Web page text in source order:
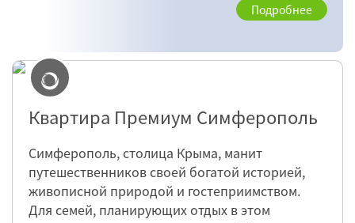
Подробнее
Квартира Премиум Симферополь
Симферополь, столица Крыма, манит
путешественников своей богатой историей,
живописной природой и гостеприимством.
Для семей, планирующих отдых в этом